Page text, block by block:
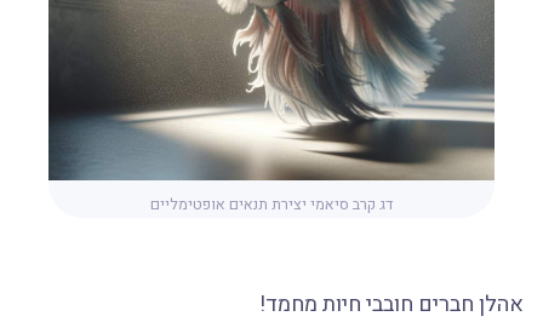
דג קרב סיאמי יצירת תנאים אופטימליים
אהלן חברים חובבי חיות מחמד!